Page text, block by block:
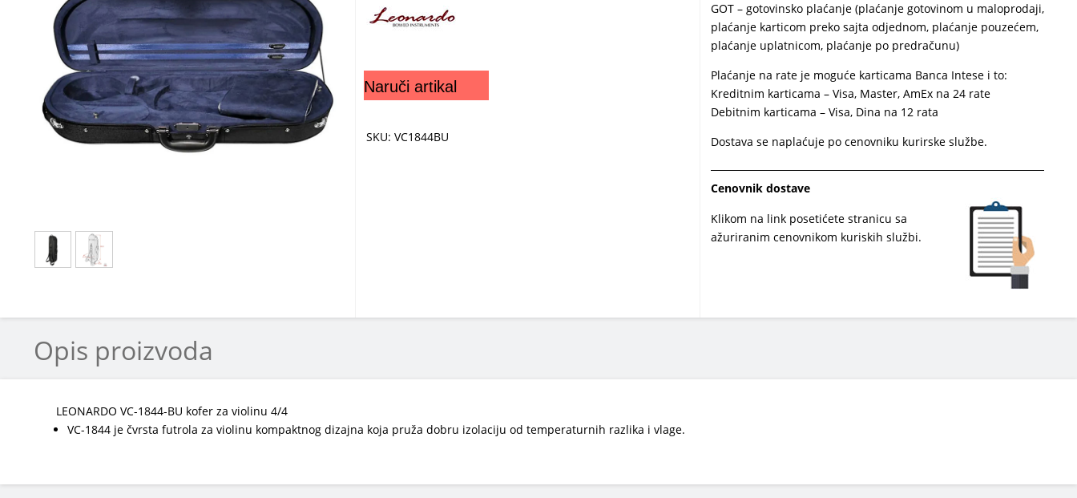
Naruči artikal
SKU: VC1844BU
GOT – gotovinsko plaćanje (plaćanje gotovinom u maloprodaji,
plaćanje karticom preko sajta odjednom, plaćanje pouzećem,
plaćanje uplatnicom, plaćanje po predračunu)
Plaćanje na rate je moguće karticama Banca Intese i to:
Kreditnim karticama – Visa, Master, AmEx na 24 rate
Debitnim karticama – Visa, Dina na 12 rata
Dostava se naplaćuje po cenovniku kurirske službe.
Cenovnik dostave
Klikom na link posetićete stranicu sa
ažuriranim cenovnikom kuriskih službi.
Opis proizvoda
LEONARDO VC-1844-BU kofer za violinu 4/4
VC-1844 je čvrsta futrola za violinu kompaktnog dizajna koja pruža dobru izolaciju od temperaturnih razlika i vlage.